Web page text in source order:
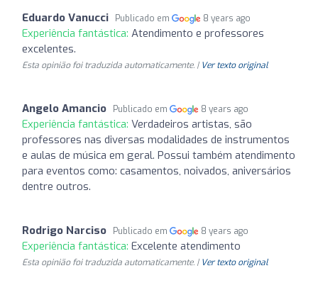
Eduardo Vanucci Publicado em 8 years ago
Experiência fantástica: Atendimento e professores
excelentes.
Esta opinião foi traduzida automaticamente. | Ver texto original
Angelo Amancio Publicado em 8 years ago
Experiência fantástica: Verdadeiros artistas, são
professores nas diversas modalidades de instrumentos
e aulas de música em geral. Possui também atendimento
para eventos como: casamentos, noivados, aniversários
dentre outros.
Rodrigo Narciso Publicado em 8 years ago
Experiência fantástica: Excelente atendimento
Esta opinião foi traduzida automaticamente. | Ver texto original